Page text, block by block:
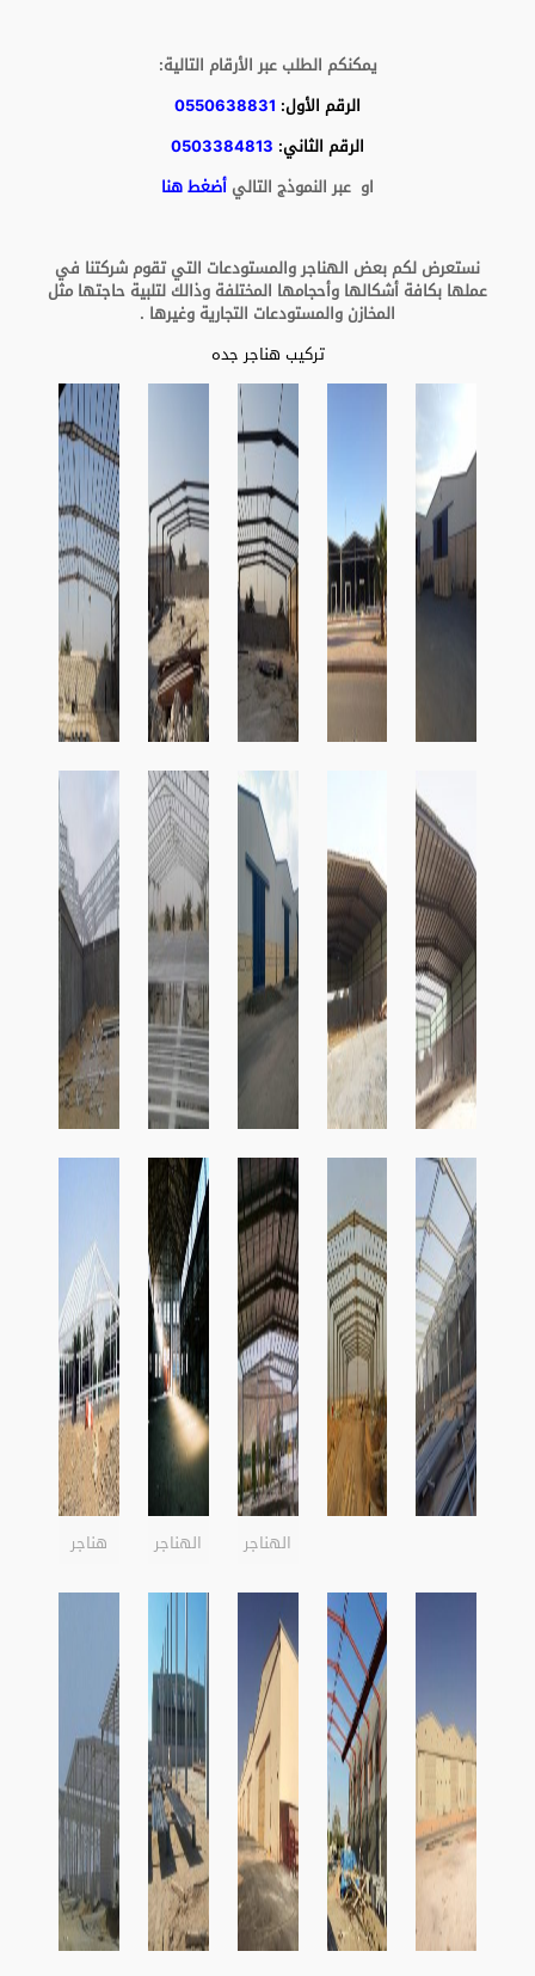
يمكنكم الطلب عبر الأرقام التالية:
الرقم الأول: 0550638831
الرقم الثاني: 0503384813
او عبر النموذج التالي أضغط هنا
نستعرض لكم بعض الهناجر والمستودعات التي تقوم شركتنا في
عملها بكافة أشكالها وأحجامها المختلفة وذالك لتلبية حاجتها مثل
المخازن والمستودعات التجارية وغيرها .
تركيب هناجر جده
الهناجر الهناجر هناجر